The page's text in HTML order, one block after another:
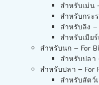
สำหรับเม่น
สำหรับกระ
สำหรับลิง –
สำหรับเมีย
สำหรับนก – For
สำหรับปลา
สำหรับปลา – For
สำหรับสัตว์